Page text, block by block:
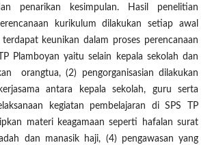
penarikan kesimpulan. Hasil penelitian
kurikulum dilakukan setiap awal
keunikan dalam proses perencanaan
Plamboyan yaitu selain kepala sekolah dan
orangtua, (2) pengorganisasian dilakukan
antara kepala sekolah, guru serta
kegiatan pembelajaran di SPS TP
materi keagamaan seperti hafalan surat
dan manasik haji, (4) pengawasan yang